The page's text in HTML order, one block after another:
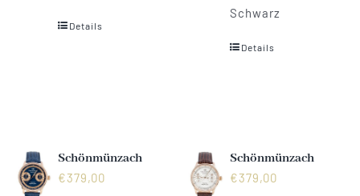
Details
Schwarz
Details
Schönmünzach
€379,00
Schönmünzach
€379,00